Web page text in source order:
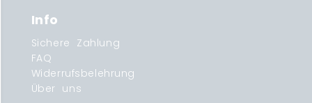
Info
Sichere Zahlung
FAQ
Widerrufsbelehrung
Über uns